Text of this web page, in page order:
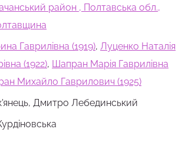
район , Полтавська обл.,
Гаврилівна (1919), Луценко Наталія
(1922),
Шапран Марія Гаврилівна
Михайло Гаврилович (1925)
Дмитро Лебединський